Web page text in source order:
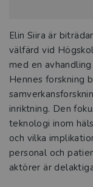
Elin Siira är
välfärd vid
med en
Hennes forskning
inriktning. Den
teknologi inom
och vilka
personal och
aktörer är